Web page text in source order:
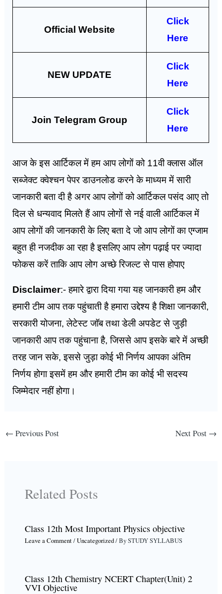
Official Website
Click
Here
NEW UPDATE
Click
Here
Join Telegram Group
Click
Here
आज के इस आर्टिकल में हम आप लोगों को 11वी क्लास ऑल
सब्जेक्ट क्वेश्चन पेपर डाउनलोड करने के माध्यम में सारी
जानकारी बता दी है अगर आप लोगों को आर्टिकल पसंद आए तो
दिल से धन्यवाद मिलते हैं आप लोगों से नई वाली आर्टिकल में
आप लोगों की जानकारी के लिए बता दे जो आप लोगों का एग्जाम
बहुत ही नजदीक आ रहा है इसलिए आप लोग पढ़ाई पर ज्यादा
फोकस करें ताकि आप लोग अच्छे रिजल्ट से पास होपाए
Disclaimer:- हमारे द्वारा दिया गया यह जानकारी हम और
हमारी टीम आप तक पहुंचाती है हमारा उद्देश्य है शिक्षा जानकारी,
सरकारी योजना, लेटेस्ट जॉब तथा डेली अपडेट से जुड़ी
जानकारी आप तक पहुंचाना है, जिससे आप इसके बारे में अच्छी
तरह जान सके, इससे जुड़ा कोई भी निर्णय आपका अंतिम
निर्णय होगा इसमें हम और हमारी टीम का कोई भी सदस्य
जिम्मेदार नहीं होगा।
← Previous Post Next Post →
Related Posts
Class 12th Most Important Physics objective
Leave a Comment/Uncategorized/ BySTUDY SYLLABUS
Class 12th Chemistry NCERT Chapter(Unit) 2
VVI Objective